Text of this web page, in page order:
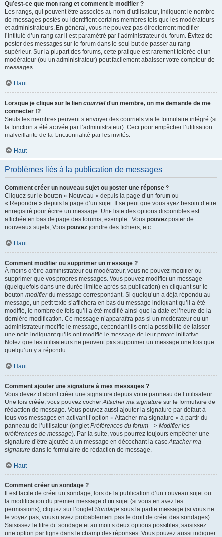
Qu’est-ce que mon rang et comment le modifier ?
Les rangs, qui peuvent être associés au nom d’utilisateur, indiquent le nombre
de messages postés ou identifient certains membres tels que les modérateurs
et administrateurs. En général, vous ne pouvez pas directement modifier
l’intitulé d’un rang car il est paramétré par l’administrateur du forum. Évitez de
poster des messages sur le forum dans le seul but de passer au rang
supérieur. Sur la plupart des forums, cette pratique est rarement tolérée et un
modérateur (ou un administrateur) peut facilement abaisser votre compteur de
messages.
Haut
Lorsque je clique sur le lien courrield’un membre, on me demande de me
connecter !?
Seuls les membres peuvent s’envoyer des courriels via le formulaire intégré (si
la fonction a été activée par l’administrateur). Ceci pour empêcher l’utilisation
malveillante de la fonctionnalité par les invités.
Haut
Problèmes liés à la publication de messages
Comment créer un nouveau sujet ou poster une réponse ?
Cliquez sur le bouton « Nouveau » depuis la page d’un forum ou
« Répondre » depuis la page d’un sujet. Il se peut que vous ayez besoin d’être
enregistré pour écrire un message. Une liste des options disponibles est
affichée en bas de page des forums, exemple : Vous pouvez poster de
nouveaux sujets, Vous pouvez joindre des fichiers, etc.
Haut
Comment modifier ou supprimer un message ?
À moins d’être administrateur ou modérateur, vous ne pouvez modifier ou
supprimer que vos propres messages. Vous pouvez modifier un message
(quelquefois dans une durée limitée après sa publication) en cliquant sur le
bouton modifierdu message correspondant. Si quelqu’un a déjà répondu au
message, un petit texte s’affichera en bas du message indiquant qu’il a été
modifié, le nombre de fois qu’il a été modifié ainsi que la date et l’heure de la
dernière modification. Ce message n’apparaîtra pas si un modérateur ou un
administrateur modifie le message, cependant ils ont la possibilité de laisser
une note indiquant qu’ils ont modifié le message de leur propre initiative.
Notez que les utilisateurs ne peuvent pas supprimer un message une fois que
quelqu’un y a répondu.
Haut
Comment ajouter une signature à mes messages ?
Vous devez d’abord créer une signature depuis votre panneau de l’utilisateur.
Une fois créée, vous pouvez cocherAttacher ma signature sur le formulaire de
rédaction de message. Vous pouvez aussi ajouter la signature par défaut à
tous vos messages en activant l’option « Attacher ma signature » à partir du
panneau de l’utilisateur (ongletPréférences du forum --> Modifier les
préférences de message). Par la suite, vous pourrez toujours empêcher une
signature d’être ajoutée à un message en décochant la caseAttacher ma
signature dans le formulaire de rédaction de message.
Haut
Comment créer un sondage ?
Il est facile de créer un sondage, lors de la publication d’un nouveau sujet ou
la modification du premier message d’un sujet (si vous en avez les
permissions), cliquez sur l’ongletSondage sous la partie message (si vous ne
le voyez pas, vous n’avez probablement pas le droit de créer des sondages).
Saisissez le titre du sondage et au moins deux options possibles, saisissez
une option par ligne dans le champ des réponses. Vous pouvez aussi indiquer